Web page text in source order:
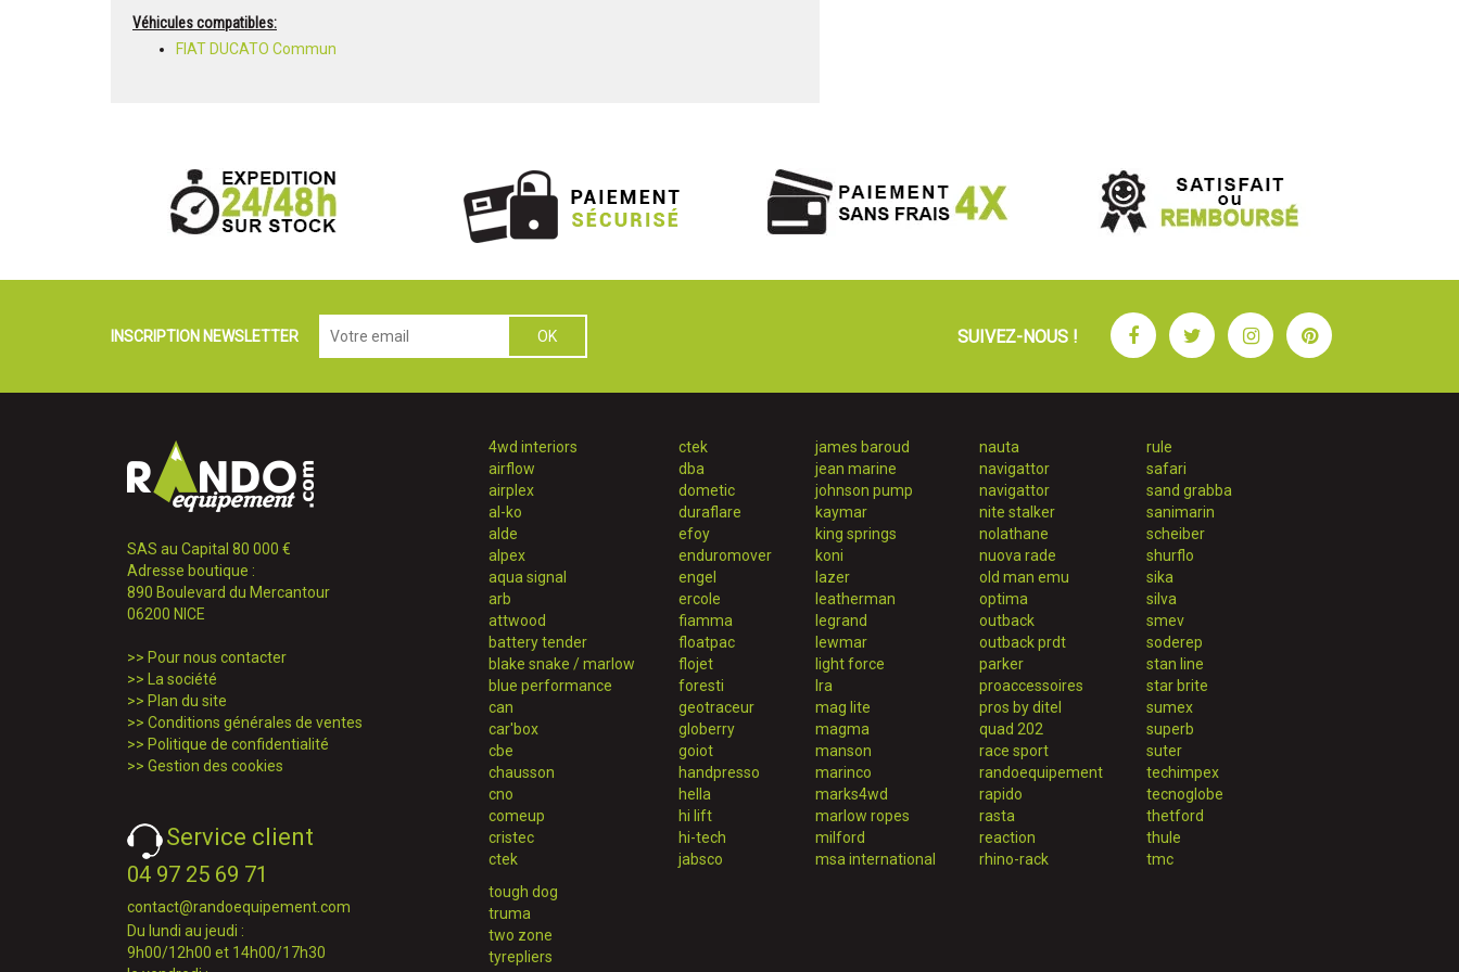
Véhicules compatibles:
FIAT DUCATO Commun
INSCRIPTION NEWSLETTER SUIVEZ-NOUS ! FacebookTwitterInstagramPinterest
SAS au Capital 80 000 €
Adresse boutique :
890 Boulevard du Mercantour
06200 NICE
>> Pour nous contacter
>> La société
>> Plan du site
>> Conditions générales de ventes
>> Politique de confidentialité
>> Gestion des cookies
Service client
04 97 25 69 71
contact@randoequipement.com
Du lundi au jeudi :
9h00/12h00 et 14h00/17h30
4wd interiors
airflow
airplex
al-ko
alde
alpex
aqua signal
arb
attwood
battery tender
blake snake / marlow
blue performance
can
car'box
cbe
chausson
cno
comeup
cristec
ctek
ctek
dba
dometic
duraflare
efoy
enduromover
engel
ercole
fiamma
floatpac
flojet
foresti
geotraceur
globerry
goiot
handpresso
hella
hi lift
hi-tech
jabsco
james baroud
jean marine
johnson pump
kaymar
king springs
koni
lazer
leatherman
legrand
lewmar
light force
lra
mag lite
magma
manson
marinco
marks4wd
marlow ropes
milford
msa international
nauta
navigattor
navigattor
nite stalker
nolathane
nuova rade
old man emu
optima
outback
outback prdt
parker
proaccessoires
pros by ditel
quad 202
race sport
randoequipement
rapido
rasta
reaction
rhino-rack
rule
safari
sand grabba
sanimarin
scheiber
shurflo
sika
silva
smev
soderep
stan line
star brite
sumex
superb
suter
techimpex
tecnoglobe
thetford
thule
tmc
tough dog
truma
two zone
tyrepliers